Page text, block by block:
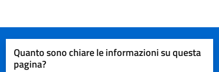
Quanto sono chiare le informazioni su questa
pagina?